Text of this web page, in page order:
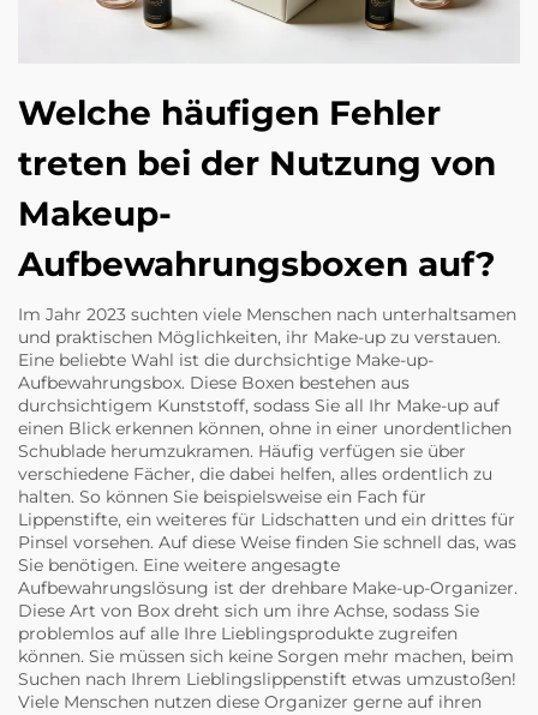
Welche häufigen Fehler
treten bei der Nutzung von
Makeup-
Aufbewahrungsboxen auf?
Im Jahr 2023 suchten viele Menschen nach unterhaltsamen
und praktischen Möglichkeiten, ihr Make-up zu verstauen.
Eine beliebte Wahl ist die durchsichtige Make-up-
Aufbewahrungsbox. Diese Boxen bestehen aus
durchsichtigem Kunststoff, sodass Sie all Ihr Make-up auf
einen Blick erkennen können, ohne in einer unordentlichen
Schublade herumzukramen. Häufig verfügen sie über
verschiedene Fächer, die dabei helfen, alles ordentlich zu
halten. So können Sie beispielsweise ein Fach für
Lippenstifte, ein weiteres für Lidschatten und ein drittes für
Pinsel vorsehen. Auf diese Weise finden Sie schnell das, was
Sie benötigen. Eine weitere angesagte
Aufbewahrungslösung ist der drehbare Make-up-Organizer.
Diese Art von Box dreht sich um ihre Achse, sodass Sie
problemlos auf alle Ihre Lieblingsprodukte zugreifen
können. Sie müssen sich keine Sorgen mehr machen, beim
Suchen nach Ihrem Lieblingslippenstift etwas umzustoßen!
Viele Menschen nutzen diese Organizer gerne auf ihren